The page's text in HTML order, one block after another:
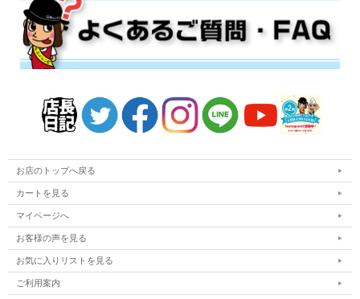
お店のトップへ戻る
カートを見る
マイページへ
お客様の声を見る
お気に入りリストを見る
ご利用案内